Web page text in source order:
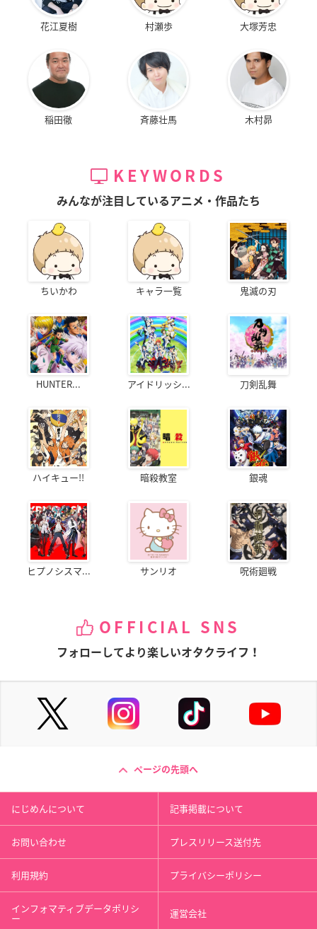
花江夏樹 村瀬歩 大塚芳忠
稲田徹 斉藤壮馬 木村昴
KEYWORDS
みんなが注目しているアニメ・作品たち
ちいかわ キャラ一覧 鬼滅の刃
HUNTER... アイドリッシ... 刀剣乱舞
ハイキュー!! 暗殺教室 銀魂
ヒプノシスマ... サンリオ 呪術廻戦
OFFICIAL SNS
フォローしてより楽しいオタクライフ！
ページの先頭へ
にじめんについて 記事掲載について
お問い合わせ プレスリリース送付先
利用規約 プライバシーポリシー
インフォマティブデータポリシ
ー 運営会社